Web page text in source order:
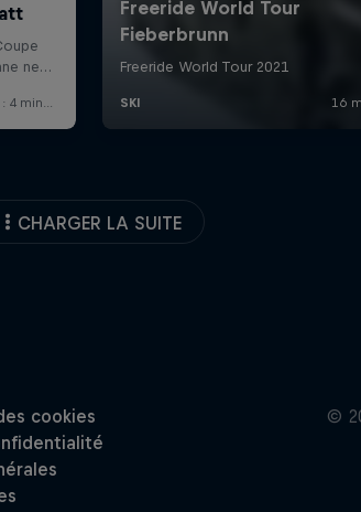
CHARGER LA SUITE